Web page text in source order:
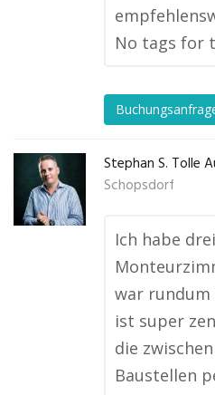
No tags for
Stephan S. Tolle
Schopsdorf
Ich habe
war rundum
ist super
die
Baustellen